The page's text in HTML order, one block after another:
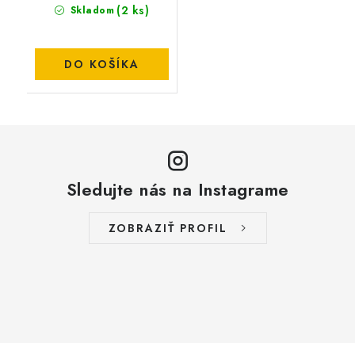
Skladom (2 ks)
DO KOŠÍKA
Sledujte nás na Instagrame
ZOBRAZIŤ PROFIL